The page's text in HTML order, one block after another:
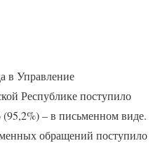
в Управление
Республике поступило
– в письменном виде.
обращений поступило